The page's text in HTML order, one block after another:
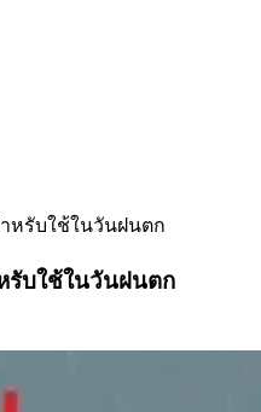
หรับใช้ในวันฝนตก
รับใช้ในวันฝนตก